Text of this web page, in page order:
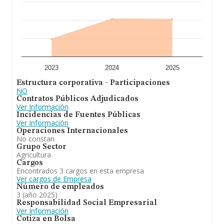
asciende a los 551 mil euros. Respecto a la información
datos INFORMA constan 362 empresas, cuyas ventas
han obtenido los 137 millones de euros. Como
información adicional de interés, la media de empleados
En resumen, la actividad deAgropecuaria Dehesa de
transformacion y enajenación de fincas rústicas, la
producción, transformacion, comercialización de
productos agrícolas, ganaderos y forestales, la
realización de mejoras, nuevos cultivos. En cuanto a la
posición en el ranking de la provincia de Madrid, la
empresa ha perdido posiciones frente al 2023.
2023 2024 2025
Estructura corporativa - Participaciones
NO
Contratos Públicos Adjudicados
Ver Información
Incidencias de Fuentes Públicas
Ver Información
Operaciones Internacionales
No constan
Grupo Sector
Agricultura
Cargos
Encontrados 3 cargos en esta empresa
Ver cargos de Empresa
Número de empleados
3 (año 2025)
Responsabilidad Social Empresarial
Ver Información
Cotiza en Bolsa